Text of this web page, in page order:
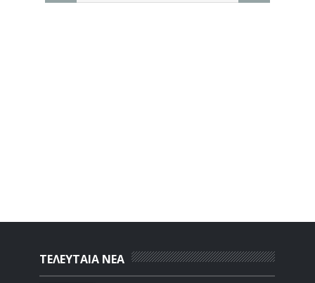
ΤΕΛΕΥΤΑΙΑ ΝΕΑ